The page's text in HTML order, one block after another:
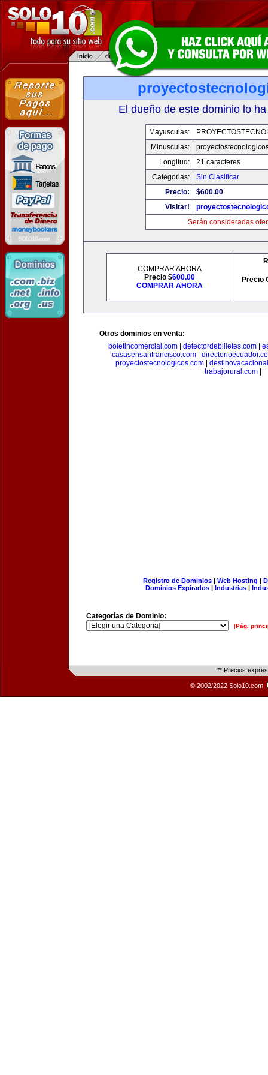
El dueño de este dominio lo
Mayusculas:
Minusculas:
Longitud:
21 caracteres
Categorias:
Sin Clasificar
Precio:
$600.00
Visitar!
Serán consideradas
COMPRAR AHORA
Precio $600.00
COMPRAR AHORA
Precio
Otros dominios en venta:
boletincomercial.com
detectordebilletes.com
casasensanfrancisco.com|
proyectostecnologicos.com|
trabajorural.com|
Registro de Dominios| Web Hosting |
Dominios Expirados | Industrias |
Categorías de Dominio:
[Pág.
** Precios
© 2002/2022 Solo10.com